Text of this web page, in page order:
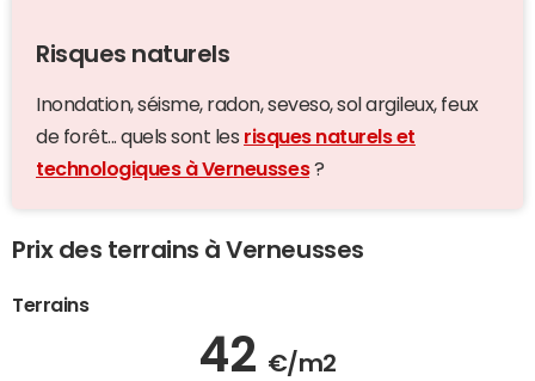
Risques naturels
Inondation, séisme, radon, seveso, sol argileux, feux
de forêt... quels sont les risques naturels et
technologiques à Verneusses?
Prix des terrains à Verneusses
Terrains
42 €/m2